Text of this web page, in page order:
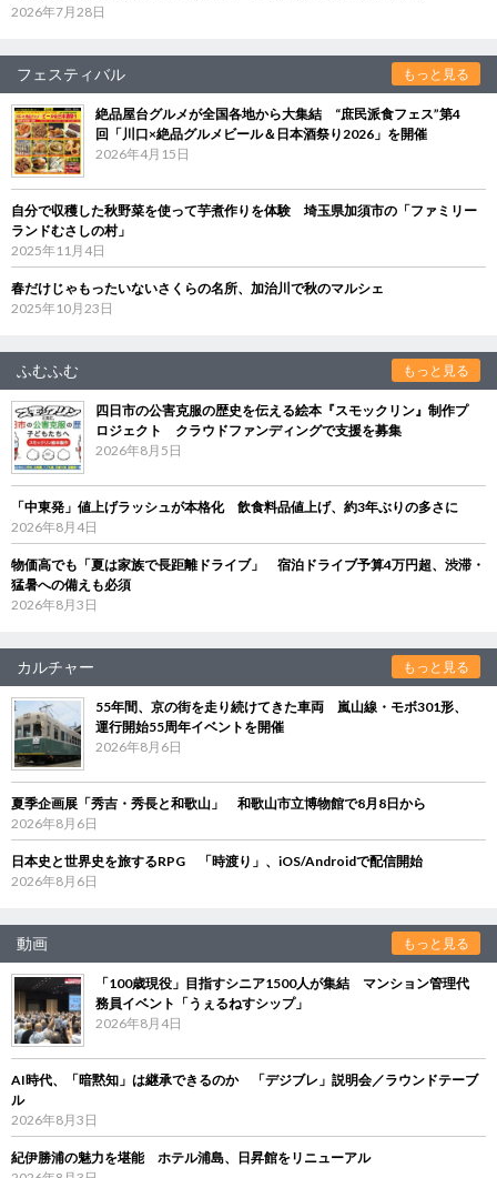
2026年7月28日
フェスティバル もっと見る
絶品屋台グルメが全国各地から大集結 “庶民派食フェス”第4
回「川口×絶品グルメビール＆日本酒祭り2026」を開催
2026年4月15日
自分で収穫した秋野菜を使って芋煮作りを体験 埼玉県加須市の「ファミリー
ランドむさしの村」
2025年11月4日
春だけじゃもったいないさくらの名所、加治川で秋のマルシェ
2025年10月23日
ふむふむ もっと見る
四日市の公害克服の歴史を伝える絵本『スモックリン』制作プ
ロジェクト クラウドファンディングで支援を募集
2026年8月5日
「中東発」値上げラッシュが本格化 飲食料品値上げ、約3年ぶりの多さに
2026年8月4日
物価高でも「夏は家族で長距離ドライブ」 宿泊ドライブ予算4万円超、渋滞・
猛暑への備えも必須
2026年8月3日
カルチャー もっと見る
55年間、京の街を走り続けてきた車両 嵐山線・モボ301形、
運行開始55周年イベントを開催
2026年8月6日
夏季企画展「秀吉・秀長と和歌山」 和歌山市立博物館で8月8日から
2026年8月6日
日本史と世界史を旅するRPG 「時渡り」、iOS/Androidで配信開始
2026年8月6日
動画 もっと見る
「100歳現役」目指すシニア1500人が集結 マンション管理代
務員イベント「うぇるねすシップ」
2026年8月4日
AI時代、「暗黙知」は継承できるのか 「デジブレ」説明会／ラウンドテーブ
ル
2026年8月3日
紀伊勝浦の魅力を堪能 ホテル浦島、日昇館をリニューアル